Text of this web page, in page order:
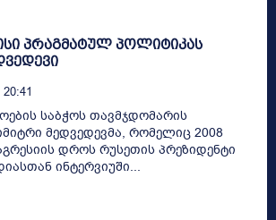
პრაგმატულ პოლიტიკას
საბჭოს თავმჯდომარის
მედვედევმა, რომელიც 2008
დროს რუსეთის პრეზიდენტი
ინტერვიუში...